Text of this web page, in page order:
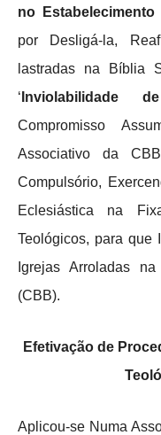
no
por Desligá-la,
lastradas na Bíblia
‘ Inviolabilidade
Compromisso
Associativo da
Compulsório,
Eclesiástica na
Teológicos, para que
Igrejas Arroladas
(CBB).
Efetivação de
Aplicou-se Numa